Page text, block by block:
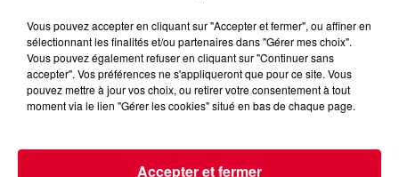
Vous pouvez accepter en cliquant sur "Accepter et fermer", ou affiner en
sélectionnant les finalités et/ou partenaires dans "Gérer mes choix".
Vous pouvez également refuser en cliquant sur "Continuer sans
accepter". Vos préférences ne s'appliqueront que pour ce site. Vous
pouvez mettre à jour vos choix, ou retirer votre consentement à tout
moment via le lien "Gérer les cookies" situé en bas de chaque page.
Accepter et fermer